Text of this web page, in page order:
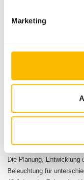
Marketing
8
4
1500
Die Planung, Entwicklung
Beleuchtung für